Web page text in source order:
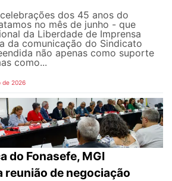
dos 45 anos do
no mês de junho - que
da Liberdade de Imprensa
da comunicação do Sindicato
não apenas como suporte
como...
de 2026
do Fonasefe, MGI
reunião de negociação